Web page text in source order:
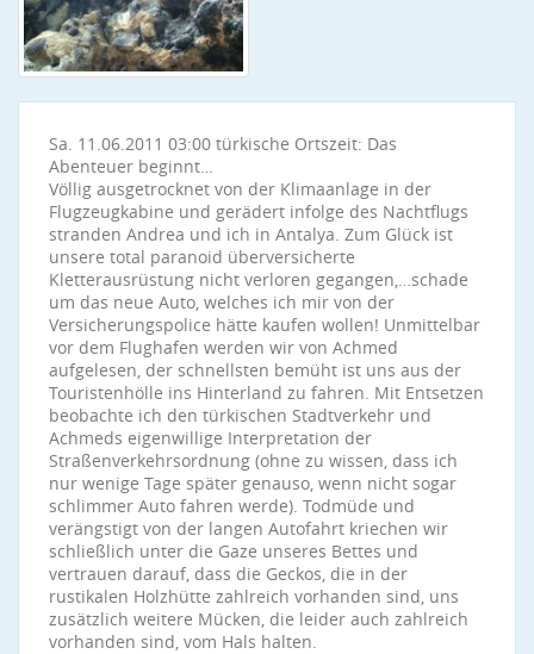
Sa. 11.06.2011 03:00 türkische Ortszeit: Das
Abenteuer beginnt…
Völlig ausgetrocknet von der Klimaanlage in der
Flugzeugkabine und gerädert infolge des Nachtflugs
stranden Andrea und ich in Antalya. Zum Glück ist
unsere total paranoid überversicherte
Kletterausrüstung nicht verloren gegangen,…schade
um das neue Auto, welches ich mir von der
Versicherungspolice hätte kaufen wollen! Unmittelbar
vor dem Flughafen werden wir von Achmed
aufgelesen, der schnellsten bemüht ist uns aus der
Touristenhölle ins Hinterland zu fahren. Mit Entsetzen
beobachte ich den türkischen Stadtverkehr und
Achmeds eigenwillige Interpretation der
Straßenverkehrsordnung (ohne zu wissen, dass ich
nur wenige Tage später genauso, wenn nicht sogar
schlimmer Auto fahren werde). Todmüde und
verängstigt von der langen Autofahrt kriechen wir
schließlich unter die Gaze unseres Bettes und
vertrauen darauf, dass die Geckos, die in der
rustikalen Holzhütte zahlreich vorhanden sind, uns
zusätzlich weitere Mücken, die leider auch zahlreich
vorhanden sind, vom Hals halten.